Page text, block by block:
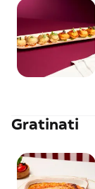
Gratinati